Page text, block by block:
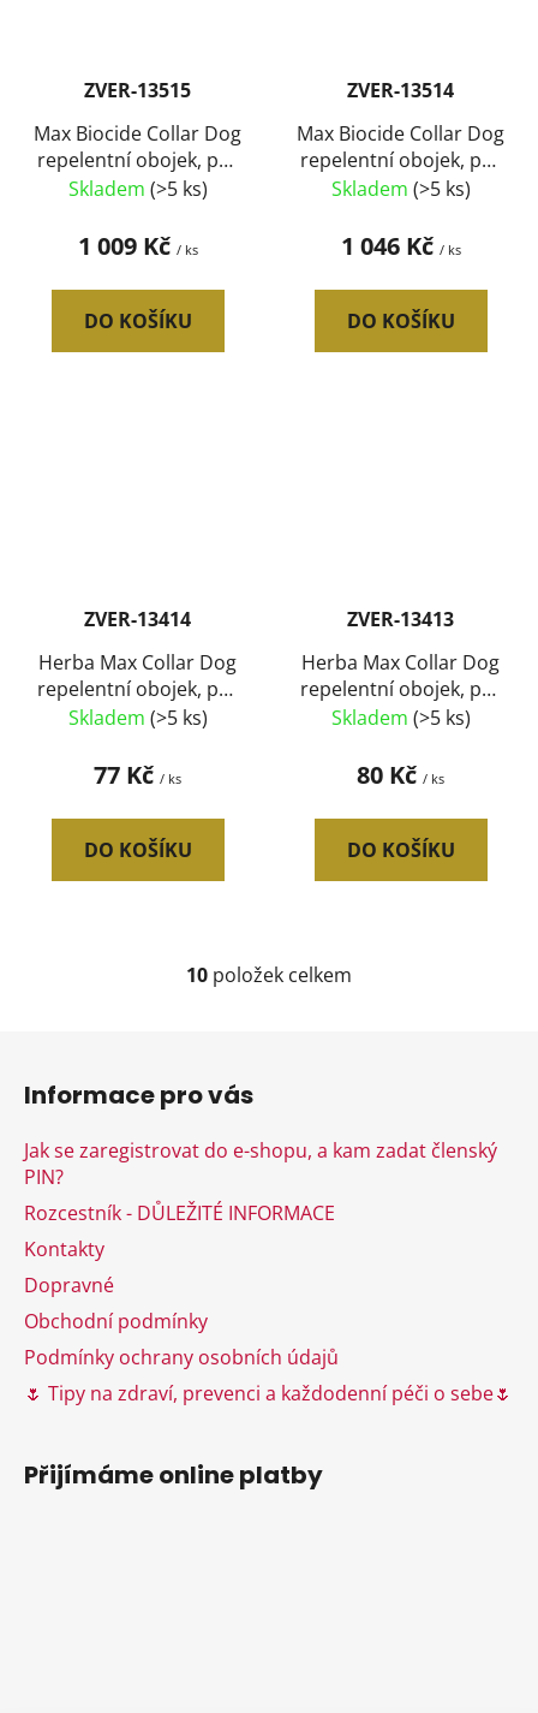
ZVER-13515
Max Biocide Collar Dog
repelentní obojek, pes
38 cm (12 ks) SLEVA 10
Skladem (>5 ks)
1 009 Kč / ks
DO KOŠÍKU
ZVER-13514
Max Biocide Collar Dog
repelentní obojek, pes
60 cm (12 ks) SLEVA 10
Skladem (>5 ks)
1 046 Kč / ks
DO KOŠÍKU
ZVER-13414
Herba Max Collar Dog
repelentní obojek, pes
38 cm
Skladem (>5 ks)
77 Kč / ks
DO KOŠÍKU
ZVER-13413
Herba Max Collar Dog
repelentní obojek, pes
60 cm
Skladem (>5 ks)
80 Kč / ks
DO KOŠÍKU
O
c
p
r
ý
p
i
u
10 položek celkem
Informace pro vás
Jak se zaregistrovat do e-shopu, a kam zadat členský
PIN?
Rozcestník - DŮLEŽITÉ INFORMACE
Kontakty
Dopravné
Obchodní podmínky
Podmínky ochrany osobních údajů
🌷 Tipy na zdraví, prevenci a každodenní péči o sebe🌷
Přijímáme online platby